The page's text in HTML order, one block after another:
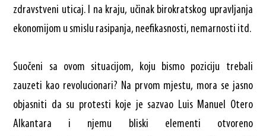
zdravstveni uticaj. I na kraju, učinak birokratskog upravljanja
ekonomijom u smislu rasipanja, neefikasnosti, nemarnosti itd.
Suočeni sa ovom situacijom, koju bismo poziciju trebali
zauzeti kao revolucionari? Na prvom mjestu, mora se jasno
objasniti da su protesti koje je sazvao Luis Manuel Otero
Alkantara i njemu bliski elementi otvoreno